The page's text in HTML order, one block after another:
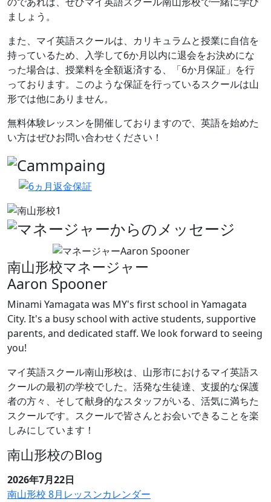
ましょう。
また、マイ英語スクールは、カリキュラムと授業に自信を
持っているため、入学して6か月以内に退会をお決めにな
った場合は、授業料を全額返済する、「6か月保証」を行
っております。このような保証を行っているスクールは山
形では他にありません。
無料体験レッスンを開催しておりますので、英語を始めた
い方はぜひお問い合わせください！
前へ
南山形校マネージャー
Aaron Spooner
Minami Yamagata was MY's first school in Yamagata
City. It's a busy school with active students, supportive
parents, and dedicated staff. We look forward to seeing
you!
マイ英語スクール南山形校は、山形市におけるマイ英語ス
クールの最初の学校でした。活発な生徒達、支援的な保護
者の方々、そして献身的なスタッフがいる、活気に満ちた
スクールです。スクールで皆さんとお会いできることを楽
しみにしています！
南山形校のBlog
2026年7月22日
南山形校 8月レッスンカレンダー